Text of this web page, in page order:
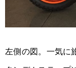
左側の図。一気に